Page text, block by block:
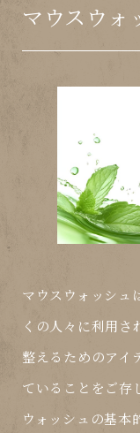
マウスウォ
マウスウォッシュ
くの人々に利用さ
整えるためのアイ
ていることをご存
ウォッシュの基本